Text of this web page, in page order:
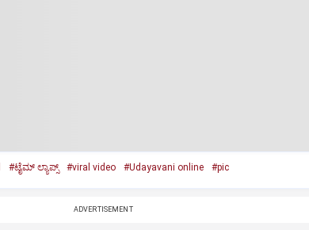
#ಟೈಮ್ ಲ್ಯಾಪ್ಸ್‌ #viral video #Udayavani online #pic
ADVERTISEMENT